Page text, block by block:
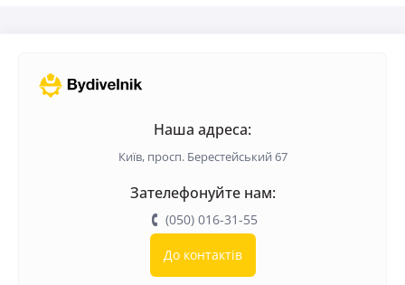
Наша адреса:
Київ, просп. Берестейський 67
Зателефонуйте нам:
(050) 016-31-55
До контактів